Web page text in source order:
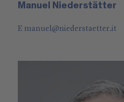
Manuel Niederstätter
E manuel@niederstaetter.it